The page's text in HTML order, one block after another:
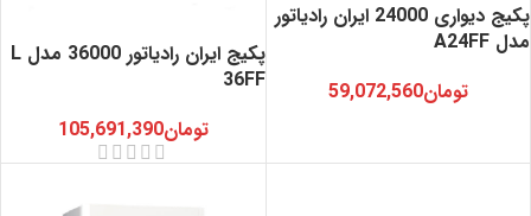
پکیج دیواری 24000 ایران رادیاتور
مدل A24FF
تومان59,072,560
پکیج ایران رادیاتور 36000 مدل L
36FF
تومان105,691,390